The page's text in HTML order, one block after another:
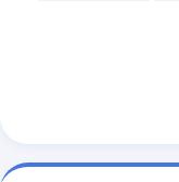
প্রবেশদ্বার হ্যান্ডলেসেট